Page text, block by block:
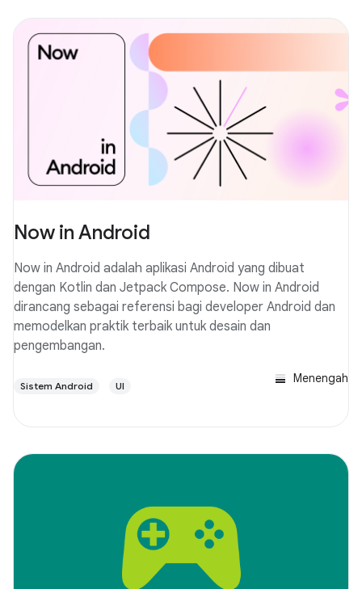
Now in Android
Now in Android adalah aplikasi Android yang dibuat
dengan Kotlin dan Jetpack Compose. Now in Android
dirancang sebagai referensi bagi developer Android dan
memodelkan praktik terbaik untuk desain dan
pengembangan.
Sistem Android UI
Menengah